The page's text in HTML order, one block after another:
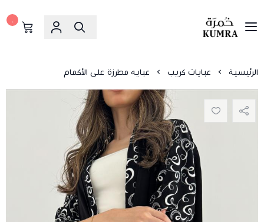
خمرة
٠
الرئيسية عبايات كريب عبايه مطرزة على الأكمام